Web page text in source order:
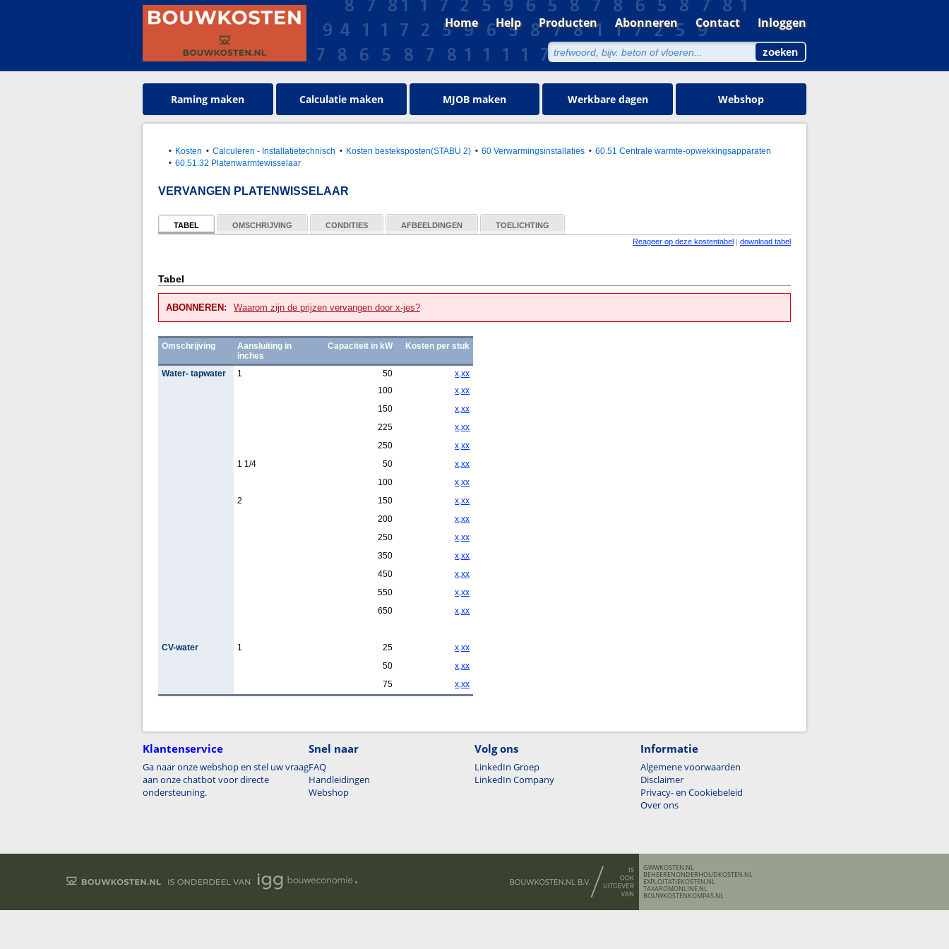
Home Help Producten Abonneren Contact Inloggen
Raming maken Calculatie maken MJOB maken Werkbare dagen Webshop
Kosten Calculeren - Installatietechnisch Kosten besteksposten(STABU 2) 60 Verwarmingsinstallaties
60.51 Centrale warmte-opwekkingsapparaten
60.51.32 Platenwarmtewisselaar
VERVANGEN PLATENWISSELAAR
TABEL OMSCHRIJVING CONDITIES AFBEELDINGEN
TOELICHTING
Reageer op deze kostentabel | download tabel
Tabel
ABONNEREN: Waarom zijn de prijzen vervangen door x-jes?
Omschrijving
Aansluiting in
inches
Capaciteit in kW Kosten per stuk
Water- tapwater 1 50
x,xx
100
x,xx
150
x,xx
225
x,xx
250
x,xx
1 1/4
50
x,xx
100
x,xx
2
150
x,xx
200
x,xx
250
x,xx
350
x,xx
450
x,xx
550
x,xx
650
x,xx
CV-water 1 25
x,xx
50
x,xx
75
x,xx
Klantenservice
Ga naar onze webshop en stel uw vraag
aan onze chatbot voor directe
ondersteuning.
Snel naar
FAQ
Handleidingen
Webshop
Volg ons
LinkedIn Groep
LinkedIn Company
Informatie
Algemene voorwaarden
Disclaimer
Privacy- en Cookiebeleid
Over ons
GWWKOSTEN.NL
BEHEERENONDERHOUDKOSTEN.NL
EXPLOITATIEKOSTEN.NL
TAXAROMONLINE.NL
BOUWKOSTENKOMPAS.NL